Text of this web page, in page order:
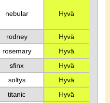
nebular Hyvä
rodney
Hyvä
rosemary
Hyvä
sfinx
Hyvä
soltys
Hyvä
titanic
Hyvä